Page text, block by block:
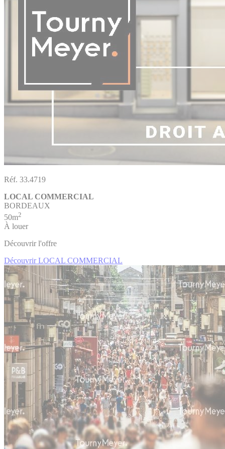
Réf. 33.4719
LOCAL COMMERCIAL
BORDEAUX
50m2
À louer
Découvrir l'offre
Découvrir LOCAL COMMERCIAL